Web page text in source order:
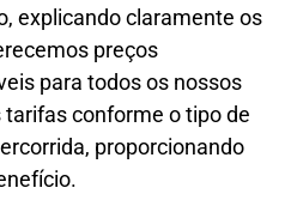
explicando claramente os
preços
para todos os nossos
conforme o tipo de
proporcionando